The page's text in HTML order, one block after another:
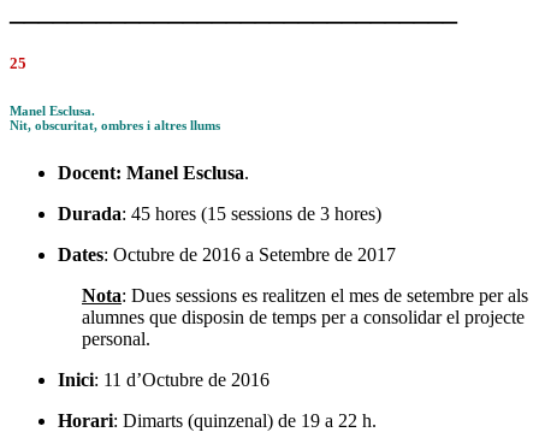
25
Manel Esclusa.
Nit, obscuritat, ombres i altres llums
Docent: Manel Esclusa.
Durada: 45 hores (15 sessions de 3 hores)
Dates: Octubre de 2016 a Setembre de 2017
Nota: Dues sessions es realitzen el mes de setembre per als
alumnes que disposin de temps per a consolidar el projecte
personal.
Inici: 11 d’Octubre de 2016
Horari: Dimarts (quinzenal) de 19 a 22 h.